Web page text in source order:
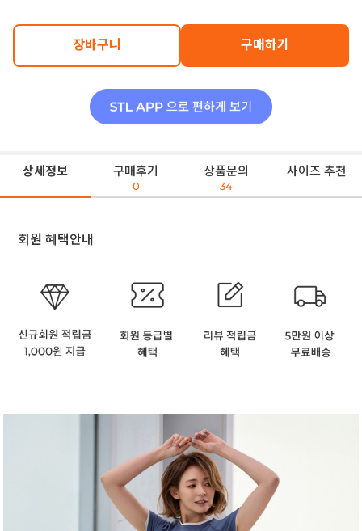
장바구니 구매하기
상세정보 구매후기
0
상품문의
34
사이즈 추천
회원 혜택안내